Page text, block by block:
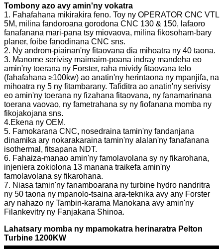
Tombony azo avy amin'ny vokatra
1. Fahafahana mikirakira feno. Toy ny OPERATOR CNC VTL
5M, milina fandoroana gorodona CNC 130 & 150, lafaoro
fanafanana mari-pana tsy miovaova, milina fikosoham-bary
planer, foibe fanodinana CNC sns.
2. Ny androm-piainan'ny fitaovana dia mihoatra ny 40 taona.
3. Manome serivisy maimaim-poana indray mandeha eo
amin'ny toerana ny Forster, raha mividy fitaovana telo
(fahafahana ≥100kw) ao anatin'ny herintaona ny mpanjifa, na
mihoatra ny 5 ny fitambarany. Tafiditra ao anatin'ny serivisy
eo amin'ny toerana ny fizahana fitaovana, ny fanamarinana
toerana vaovao, ny fametrahana sy ny fiofanana momba ny
fikojakojana sns.
4.Ekena ny OEM.
5. Famokarana CNC, nosedraina tamin'ny fandanjana
dinamika ary nokarakaraina tamin'ny alalan'ny fanafanana
isothermal, fitsapana NDT.
6. Fahaiza-manao amin'ny famolavolana sy ny fikarohana,
injeniera zokiolona 13 manana traikefa amin'ny
famolavolana sy fikarohana.
7. Niasa tamin'ny fanamboarana ny turbine hydro nandritra
ny 50 taona ny mpanolo-tsaina ara-teknika avy any Forster
ary nahazo ny Tambin-karama Manokana avy amin'ny
Filankevitry ny Fanjakana Shinoa.
Lahatsary momba ny mpamokatra herinaratra Pelton
Turbine 1200KW